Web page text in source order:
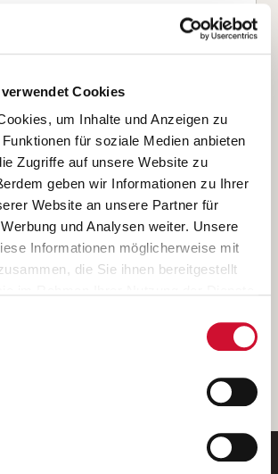
Cookies
um Inhalte und Anzeigen zu
für soziale Medien anbieten
Zugriffe auf unsere Website zu
geben wir Informationen zu Ihrer
Website an unsere Partner für
und Analysen weiter. Unsere
Informationen möglicherweise mit
die Sie ihnen bereitgestellt
zulassen“ klicken, so stimmen
sämtlicher Cookies zu. Sie können
selbstverständlich jederzeit widerrufen,
Einstellungen aufrufen und diese
dass meine personenbezogenen Daten
der Durchführung der Kontaktanfrage
der Garitz Bewirtschaftungsbetriebe
Kleist-Straße 2, 97688 Bad Kissingen
und an die für das Stellenangebot
zur Kontaktaufnahme weitergegeben
kann ich jederzeit gegenüber dem
Sie der
entnehmen.